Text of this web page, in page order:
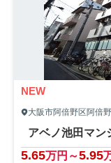
NEW
大阪市阿倍野区阿倍
アベノ池田マン
5.65万円～5.95